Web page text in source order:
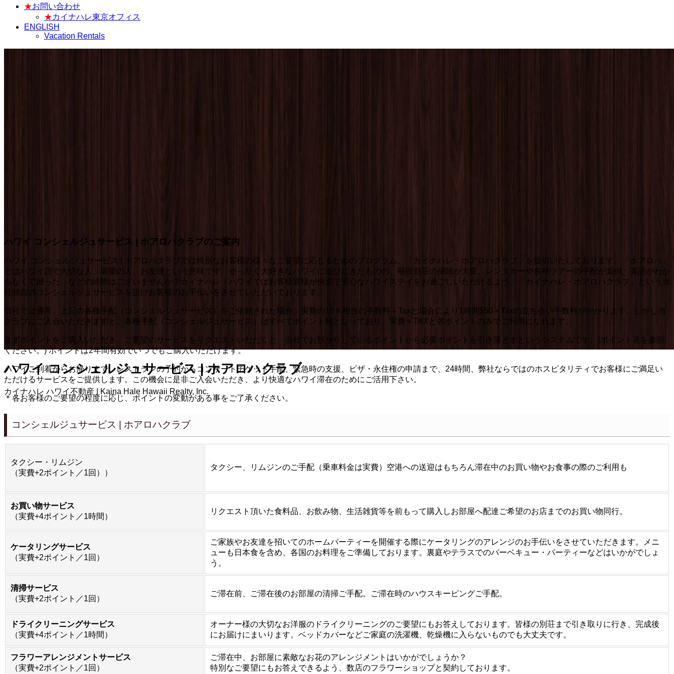
★お問い合わせ
★カイナハレ東京オフィス
ENGLISH
Vacation Rentals
ハワイ コンシェルジュサービス | ホアロハクラブ
カイナハレ ハワイ不動産 | Kaina Hale Hawaii Realty, Inc.
ハワイ コンシェルジュサービス | ホアロハクラブのご案内
ハワイ コンシェルジュサービス | ホアロハクラブでは特別なお客様の様々なご要望に応じるためのプログラム、「カイナハレ・ホアロハクラブ」を提供いたしております。「ホアロハ」
とはハワイ語で大切な人、最愛の人、お友達という意味です。せっかく大好きなハワイに遊びにきたものの、毎回別荘の掃除が大変、レンタカーや各種ツアーの手配が面倒、英語がわか
らなくて困った、などの経験はございませんか？カイナハレ・ハワイではお客様皆様が快適で安心なハワイステイをお過ごしいただけるよう、「カイナハレ・ホアロハクラブ」という当
社独自のコンシェルジュサービスを設けお客様のお手伝いをさせていただいております。
当社では通常、上記の各種手配（コンシェルジュサービス）をご依頼された場合、実費の10％相当の手数料＋Taxと場合により1時間$50＋Taxの立ち会い手数料がかかります。しかし当
クラブにご入会いただきますと、各種手配（コンシェルジュサービス）はすべてポイント制となっており、実費＋TAXと各ポイントのみでご利用になれます。
まずポイントをご購入いただき、ご要望のサービスをリクエストいただくと、当社でお預かりしているポイントから必要ポイントを引き落とすというシステムです。(ポイント表を参照
ください。) ポイントは2年間有効でいつでもご購入いただけます。
ハワイご到着からお帰りまで、レストランの予約からコンサートチケット手配、緊急時の支援、ビザ・永住権の申請まで、24時間、弊社ならではのホスピタリティでお客様にご満足い
ただけるサービスをご提供します。この機会に是非ご入会いただき、より快適なハワイ滞在のためにご活用下さい。
＊各お客様のご要望の程度に応じ、ポイントの変動がある事をご了承ください。
コンシェルジュサービス | ホアロハクラブ
タクシー・リムジン
（実費+2ポイント ／1回））
タクシー、リムジンのご手配（乗車料金は実費）空港への送迎はもちろん滞在中のお買い物やお食事の際のご利用も
お買い物サービス
（実費+4ポイント／1時間）
リクエスト頂いた食料品、お飲み物、生活雑貨等を前もって購入しお部屋へ配達ご希望のお店までのお買い物同行。
ケータリングサービス
（実費+2ポイント／1回）
ご家族やお友達を招いてのホームパーティーを開催する際にケータリングのアレンジのお手伝いをさせていただきます。メニ
ューも日本食を含め、各国のお料理をご準備しております。裏庭やテラスでのバーベキュー・パーティーなどはいかがでしょ
う。
清掃サービス
（実費+2ポイント／1回）
ご滞在前、ご滞在後のお部屋の清掃ご手配。ご滞在時のハウスキーピングご手配。
ドライクリーニングサービス
（実費+4ポイント／1時間）
オーナー様の大切なお洋服のドライクリーニングのご要望にもお答えしております。皆様の別荘まで引き取りに行き、完成後
にお届けにまいります。ベッドカバーなどご家庭の洗濯機、乾燥機に入らないものでも大丈夫です。
フラワーアレンジメントサービス
（実費+2ポイント／1回）
ご滞在中、お部屋に素敵なお花のアレンジメントはいかがでしょうか？
特別なご要望にもお答えできるよう、数店のフラワーショップと契約しております。